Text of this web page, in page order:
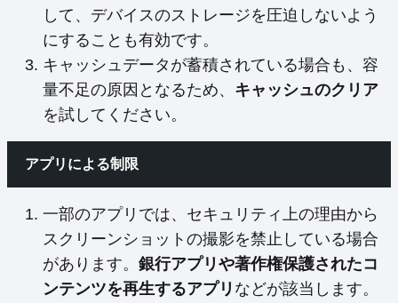
して、デバイスのストレージを圧迫しないよう
にすることも有効です。
キャッシュデータが蓄積されている場合も、容
量不足の原因となるため、 キャッシュのクリア
を試してください。
アプリによる制限
一部のアプリでは、セキュリティ上の理由から
スクリーンショットの撮影を禁止している場合
があります。 銀行アプリや著作権保護されたコ
ンテンツを再生するアプリ などが該当します。